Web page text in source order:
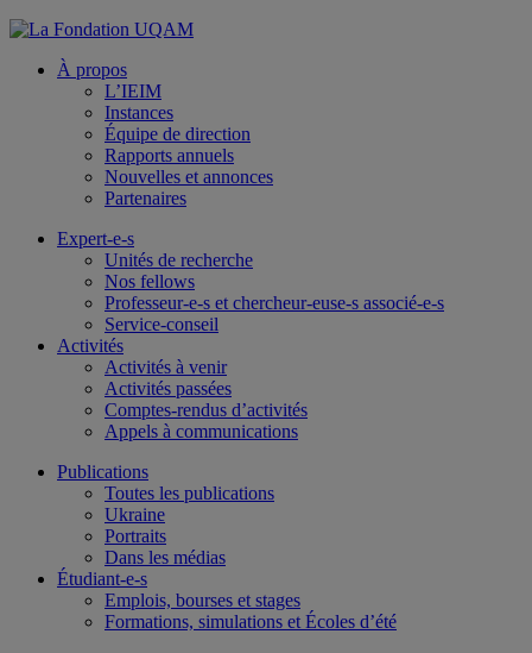
À propos
L’IEIM
Instances
Équipe de direction
Rapports annuels
Nouvelles et annonces
Partenaires
Expert-e-s
Unités de recherche
Nos fellows
Professeur-e-s et chercheur-euse-s associé-e-s
Service-conseil
Activités
Activités à venir
Activités passées
Comptes-rendus d’activités
Appels à communications
Publications
Toutes les publications
Ukraine
Portraits
Dans les médias
Étudiant-e-s
Emplois, bourses et stages
Formations, simulations et Écoles d’été